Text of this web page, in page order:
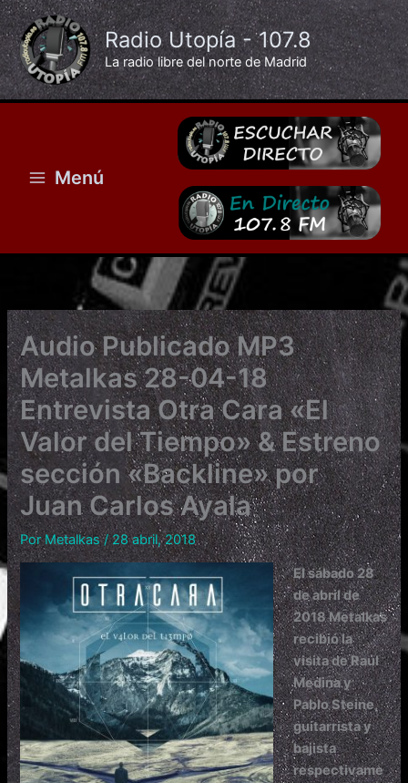
Ir
al
contenido
Radio Utopía - 107.8
La radio libre del norte de Madrid
Menú
Audio Publicado MP3
Metalkas 28-04-18
Entrevista Otra Cara «El
Valor del Tiempo» & Estreno
sección «Backline» por
Juan Carlos Ayala
PorMetalkas/28 abril, 2018
El sábado 28
de abril de
2018 Metalkas
recibió la
visita deRaúl
Medinay
Pablo Steine,
guitarrista y
bajista
respectivame